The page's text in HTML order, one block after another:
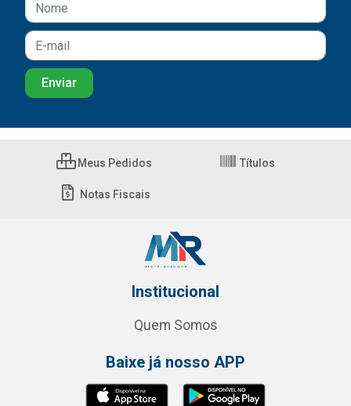
Meus Pedidos Títulos
Notas Fiscais
Institucional
Quem Somos
Baixe já nosso APP